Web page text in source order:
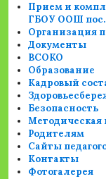
Прием и
ГБОУ ООШ
Организация
Документы
ВСОКО
Образование
Кадровый
Безопасность
Методическая
Родителям
Сайты
Контакты
Фотогалерея